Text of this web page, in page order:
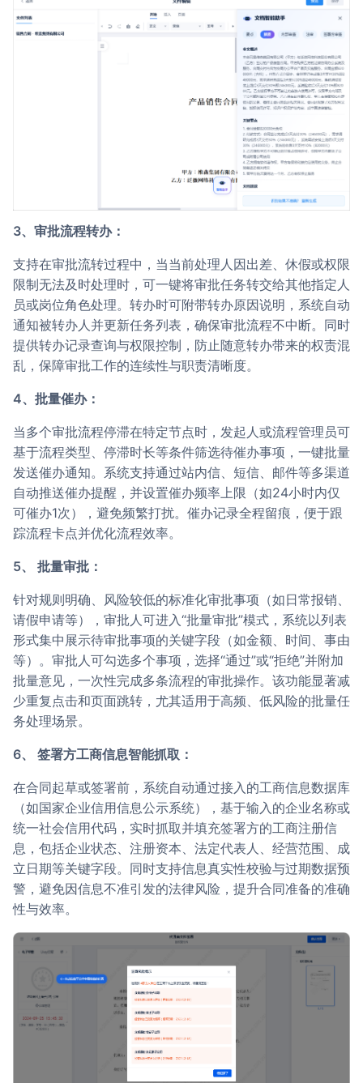
3、审批流程转办：
支持在审批流转过程中，当当前处理人因出差、休假或权限
限制无法及时处理时，可一键将审批任务转交给其他指定人
员或岗位角色处理。转办时可附带转办原因说明，系统自动
通知被转办人并更新任务列表，确保审批流程不中断。同时
提供转办记录查询与权限控制，防止随意转办带来的权责混
乱，保障审批工作的连续性与职责清晰度。
4、批量催办：
当多个审批流程停滞在特定节点时，发起人或流程管理员可
基于流程类型、停滞时长等条件筛选待催办事项，一键批量
发送催办通知。系统支持通过站内信、短信、邮件等多渠道
自动推送催办提醒，并设置催办频率上限（如24小时内仅
可催办1次），避免频繁打扰。催办记录全程留痕，便于跟
踪流程卡点并优化流程效率。
5、 批量审批：
针对规则明确、风险较低的标准化审批事项（如日常报销、
请假申请等），审批人可进入“批量审批”模式，系统以列表
形式集中展示待审批事项的关键字段（如金额、时间、事由
等）。审批人可勾选多个事项，选择“通过”或“拒绝”并附加
批量意见，一次性完成多条流程的审批操作。该功能显著减
少重复点击和页面跳转，尤其适用于高频、低风险的批量任
务处理场景。
6、 签署方工商信息智能抓取：
在合同起草或签署前，系统自动通过接入的工商信息数据库
（如国家企业信用信息公示系统），基于输入的企业名称或
统一社会信用代码，实时抓取并填充签署方的工商注册信
息，包括企业状态、注册资本、法定代表人、经营范围、成
立日期等关键字段。同时支持信息真实性校验与过期数据预
警，避免因信息不准引发的法律风险，提升合同准备的准确
性与效率。